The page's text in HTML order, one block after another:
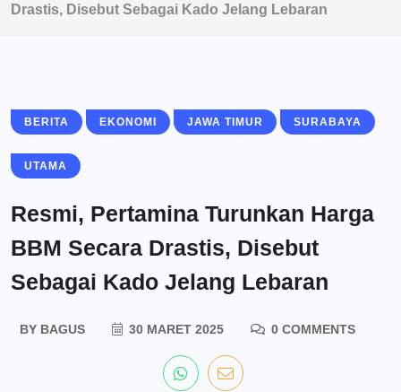
Drastis, Disebut Sebagai Kado Jelang Lebaran
BERITA EKONOMI JAWA TIMUR SURABAYA
UTAMA
Resmi, Pertamina Turunkan Harga
BBM Secara Drastis, Disebut
Sebagai Kado Jelang Lebaran
BYBAGUS 30 MARET 2025 0 COMMENTS